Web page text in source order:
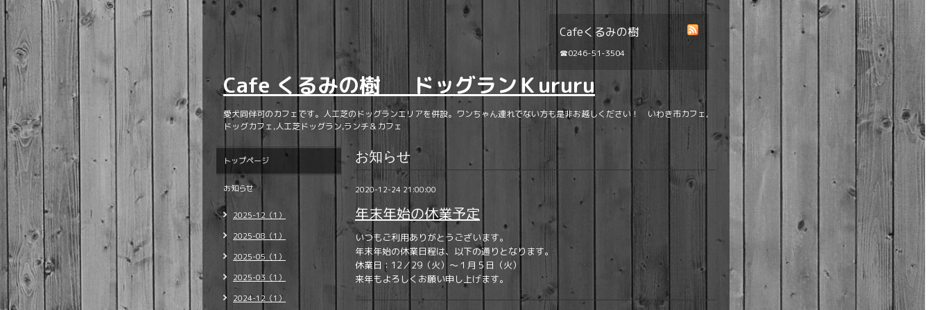
Cafeくるみの樹
☎0246-51-3504
Cafe くるみの樹 ドッグランＫururu
愛犬同伴可のカフェです。人工芝のドッグランエリアを併設。ワンちゃん連れでない方も是非お越しください！ いわき市カフェ,
ドッグカフェ,人工芝ドッグラン,ランチ＆カフェ
お知らせ
2020-12-24 21:00:00
年末年始の休業予定
いつもご利用ありがとうございます。
年末年始の休業日程は、以下の通りとなります。
休業日：12／29（火）～１月５日（火）
来年もよろしくお願い申し上げます。
トップページ
お知らせ
2025-12（1）
2025-08（1）
2025-05（1）
2025-03（1）
2024-12（1）